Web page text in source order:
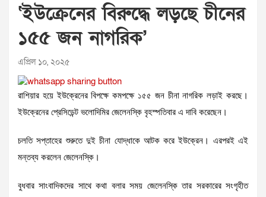
‘ইউক্রেনের বিরুদ্ধে লড়ছে চীনের
১৫৫ জন নাগরিক’
এপ্রিল ১০, ২০২৫
রাশিয়ার হয়ে ইউক্রেনের বিপক্ষে কমপক্ষে ১৫৫ জন চীনা নাগরিক লড়াই করছে।
ইউক্রেনের প্রেসিডেন্ট ভলোদিমির জেলেনস্কি বৃহস্পতিবার এ দাবি করেছেন।
চলতি সপ্তাহের শুরুতে দুই চীনা যোদ্ধাকে আটক করে ইউক্রেন। এরপরই এই
মন্তব্য করলেন জেলেনস্কি।
বুধবার সাংবাদিকদের সাথে কথা বলার সময় জেলেনস্কি তার সরকারের সংগৃহীত